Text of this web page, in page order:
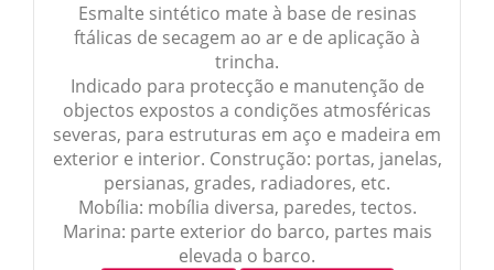
Esmalte sintético mate à base de resinas
ftálicas de secagem ao ar e de aplicação à
trincha.
Indicado para protecção e manutenção de
objectos expostos a condições atmosféricas
severas, para estruturas em aço e madeira em
exterior e interior. Construção: portas, janelas,
persianas, grades, radiadores, etc.
Mobília: mobília diversa, paredes, tectos.
Marina: parte exterior do barco, partes mais
elevada o barco.